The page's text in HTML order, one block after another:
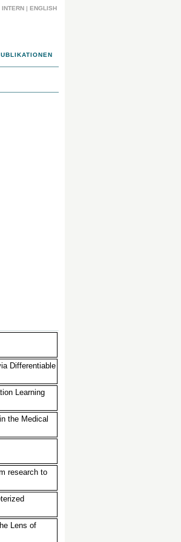
INTERN | ENGLISH
Differentiable
Learning
the Medical
research to
Lens of